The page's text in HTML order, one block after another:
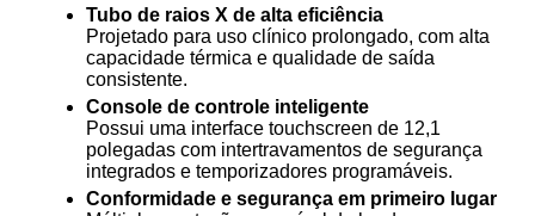
Tubo de raios X de alta eficiência
Projetado para uso clínico prolongado, com alta
capacidade térmica e qualidade de saída
consistente.
Console de controle inteligente
Possui uma interface touchscreen de 12,1
polegadas com intertravamentos de segurança
integrados e temporizadores programáveis.
Conformidade e segurança em primeiro lugar